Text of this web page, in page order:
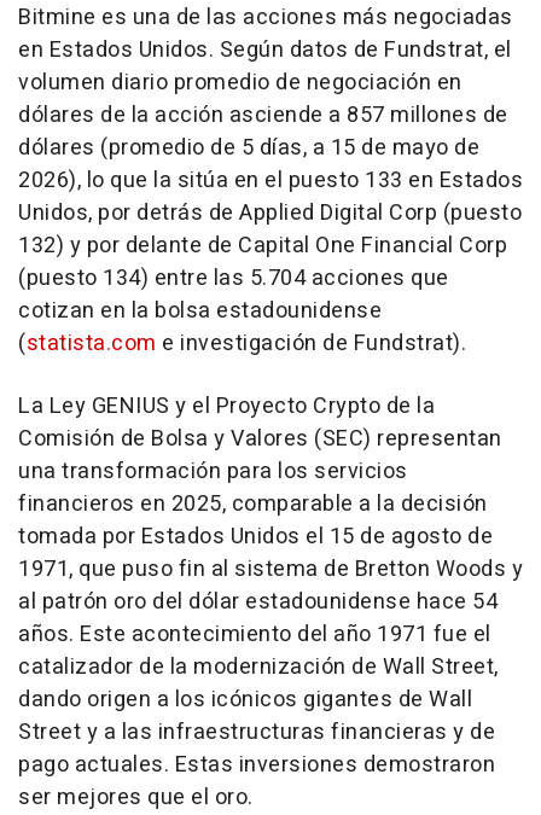
Bitmine es una de las acciones más negociadas
en Estados Unidos. Según datos de Fundstrat, el
volumen diario promedio de negociación en
dólares de la acción asciende a 857 millones de
dólares (promedio de 5 días, a 15 de mayo de
2026), lo que la sitúa en el puesto 133 en Estados
Unidos, por detrás de Applied Digital Corp (puesto
132) y por delante de Capital One Financial Corp
(puesto 134) entre las 5.704 acciones que
cotizan en la bolsa estadounidense
(statista.com e investigación de Fundstrat).
La Ley GENIUS y el Proyecto Crypto de la
Comisión de Bolsa y Valores (SEC) representan
una transformación para los servicios
financieros en 2025, comparable a la decisión
tomada por Estados Unidos el 15 de agosto de
1971, que puso fin al sistema de Bretton Woods y
al patrón oro del dólar estadounidense hace 54
años. Este acontecimiento del año 1971 fue el
catalizador de la modernización de Wall Street,
dando origen a los icónicos gigantes de Wall
Street y a las infraestructuras financieras y de
pago actuales. Estas inversiones demostraron
ser mejores que el oro.